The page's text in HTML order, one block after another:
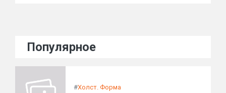
Популярное
#Холст. Форма